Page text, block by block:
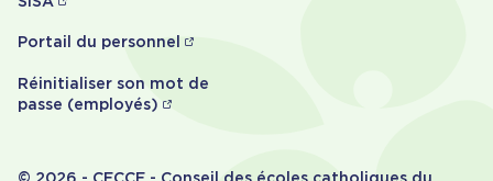
Portail du personnel
Réinitialiser son mot de
passe (employés)